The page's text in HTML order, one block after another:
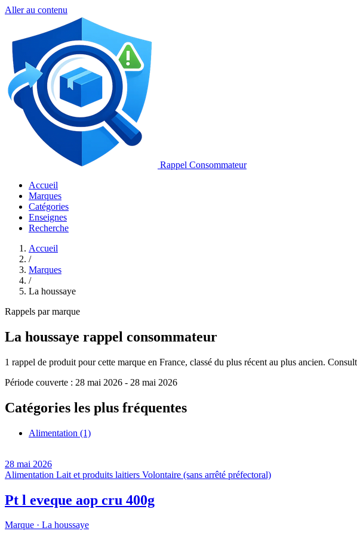
Aller au contenu
Rappel Consommateur
Accueil
Marques
Catégories
Enseignes
Recherche
Accueil
/
Marques
/
La houssaye
Rappels par marque
La houssaye rappel consommateur
1 rappel de produit pour cette marque en France, classé du plus récent au plus ancien.
Période couverte : 28 mai 2026 - 28 mai 2026
Catégories les plus fréquentes
Alimentation (1)
28 mai 2026
Alimentation Lait et produits laitiers Volontaire (sans arrêté préfectoral)
Pt l eveque aop cru 400g
Marque · La houssaye